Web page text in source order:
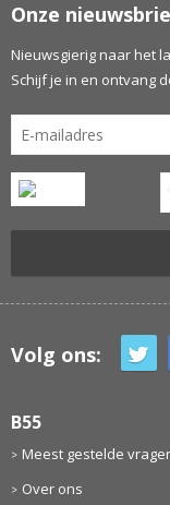
Onze
Nieuwsgierig naar het
Schijf je in en ontvang
Volg ons:
B55
Meest gestelde
Over ons